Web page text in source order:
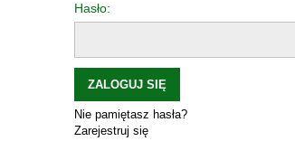
Hasło:
ZALOGUJ SIĘ
Nie pamiętasz hasła?
Zarejestruj się